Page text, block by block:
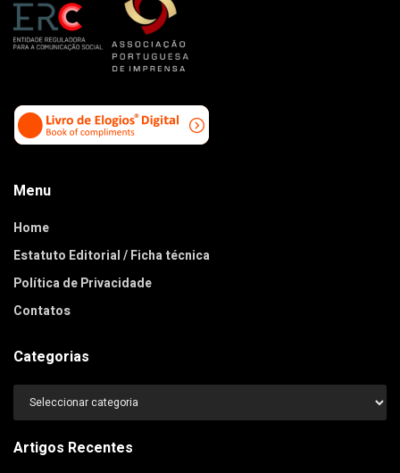
Menu
Home
Estatuto Editorial / Ficha técnica
Política de Privacidade
Contatos
Categorias
Categorias
Artigos Recentes